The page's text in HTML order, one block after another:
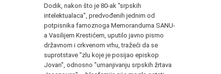
Dodik, nakon što je 80-ak "srpskih
intelektualaca", predvođenih jednim od
potpisnika famoznoga Memoranduma SANU-
a Vasilijem Krestićem, uputilo javno pismo
državnom i crkvenom vrhu, tražeći da se
suprotstave "zlu koje je posijao episkop
Jovan", odnosno "umanjivanju srpskih žrtava